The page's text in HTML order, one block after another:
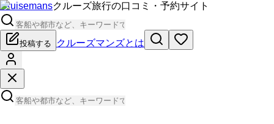
Cruisemansクルーズ旅行の口コミ・予約サイト
投稿する クルーズマンズとは